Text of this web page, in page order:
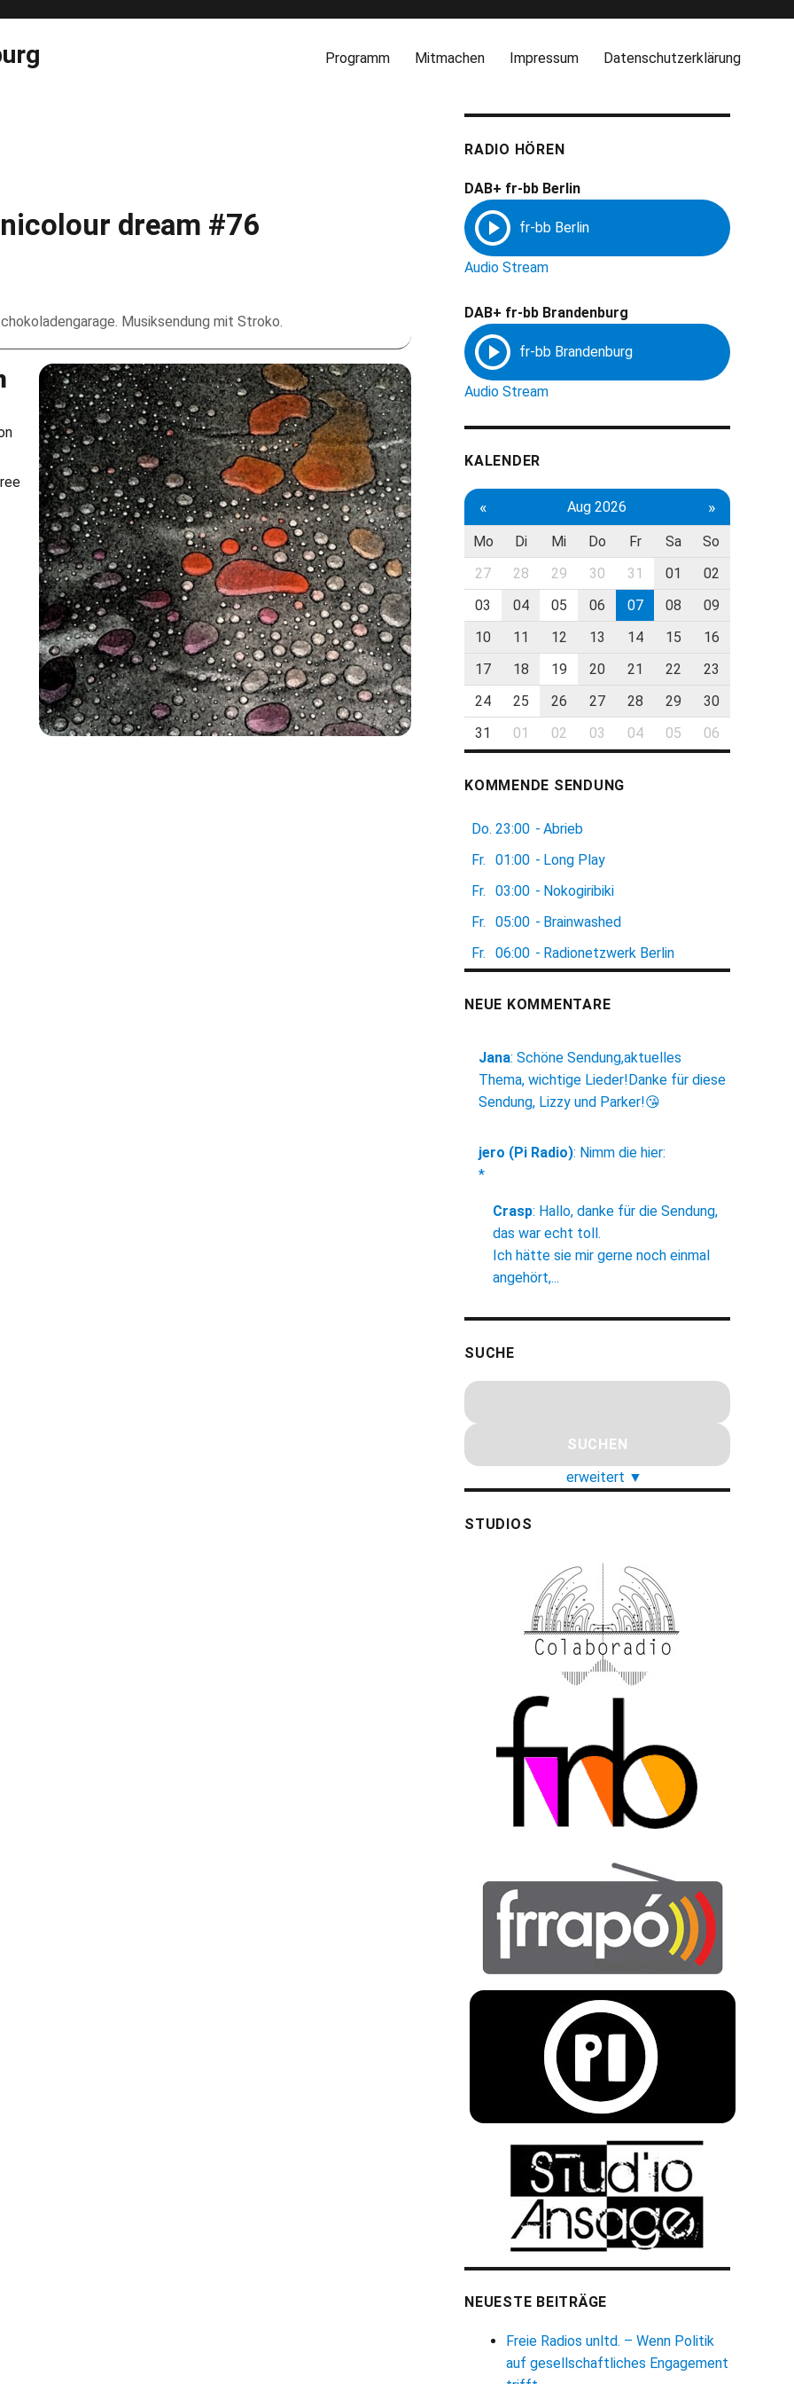
Programm Mitmachen Impressum Datenschutzerklärung
dream #76
Musiksendung mit Stroko.
RADIO HÖREN
DAB+ fr-bb Berlin
Audio Stream
DAB+ fr-bb Brandenburg
Audio Stream
KALENDER
« Aug 2026 »
Mo Di Mi Do Fr Sa
So
27
28 29 30 31 01
02
03
04 05 06 07 08
09
10
11 12 13 14 15
16
17
18 19 20 21 22
23
24
25 26 27 28 29
30
31
01 02 03 04 05 06
KOMMENDE SENDUNG
Do. 23:00 - Abrieb
Fr.
01:00 - Long Play
Fr.
03:00 - Nokogiribiki
Fr.
05:00 - Brainwashed
Fr.
06:00 - Radionetzwerk Berlin
NEUE KOMMENTARE
Jana: Schöne Sendung,aktuelles
Thema, wichtige Lieder!Danke für diese
Sendung, Lizzy und Parker!😘
jero (Pi Radio): Nimm die hier:
*
Crasp: Hallo, danke für die Sendung,
das war echt toll.
Ich hätte sie mir gerne noch einmal
angehört,...
SUCHE
erweitert ▼
STUDIOS
NEUESTE BEITRÄGE
Freie Radios unltd. – Wenn Politik
auf gesellschaftliches Engagement